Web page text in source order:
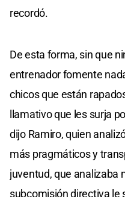
recordó.
De esta forma, sin que
entrenador fomente
chicos que están
llamativo que les surja
dijo Ramiro, quien
más pragmáticos y
juventud, que analizaba
subcomisión directiva le